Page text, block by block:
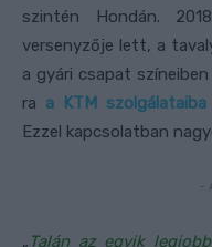
szintén Hondán.
versenyzője lett, a
a gyári csapat
ra a KTM szolgálataiba
Ezzel kapcsolatban
-
„ Talán az egyik